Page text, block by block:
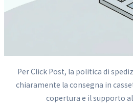
Per Click Post, la politica di
chiaramente la consegna in
copertura e il supporto